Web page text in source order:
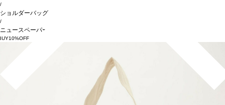
/
ショルダーバッグ
/
ニュースペーパーBAG